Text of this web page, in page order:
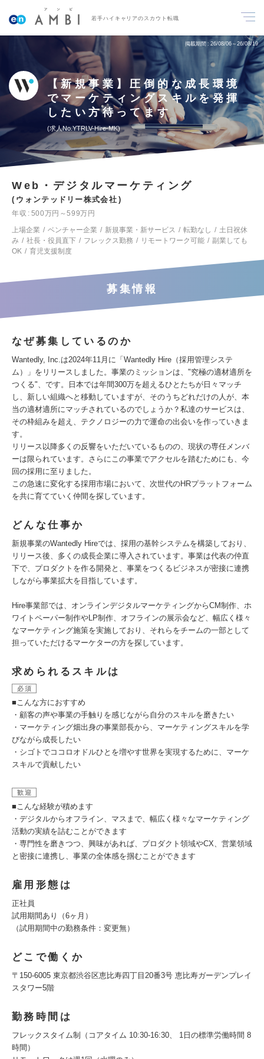
若手ハイキャリアのスカウト転職
掲載期間 26/08/06～26/08/19
【新規事業】圧倒的な成長環境
でマーケティングスキルを発揮
したい方待ってます
求人No.YTRLV-Hire-MK
Web・デジタルマーケティング
ウォンテッドリー株式会社
年収
500万円～599万円
上場企業
ベンチャー企業 新規事業・新サービス 転勤なし
土日祝休
み
社長・役員直下 フレックス勤務 リモートワーク可能
副業しても
OK
育児支援制度
募集情報
なぜ募集しているのか
Wantedly, Inc.は2024年11月に「Wantedly Hire（採用管理システ
ム）」をリリースしました。事業のミッションは、"究極の適材適所を
つくる"、です。日本では年間300万を超えるひとたちが日々マッチ
し、新しい組織へと移動していますが、そのうちどれだけの人が、本
当の適材適所にマッチされているのでしょうか？私達のサービスは、
その枠組みを超え、テクノロジーの力で運命の出会いを作っていきま
す。
リリース以降多くの反響をいただいているものの、現状の専任メンバ
ーは限られています。さらにこの事業でアクセルを踏むためにも、今
回の採用に至りました。
この急速に変化する採用市場において、次世代のHRプラットフォーム
を共に育てていく仲間を探しています。
どんな仕事か
新規事業のWantedly Hireでは、採用の基幹システムを構築しており、
リリース後、多くの成長企業に導入されています。事業は代表の仲直
下で、プロダクトを作る開発と、事業をつくるビジネスが密接に連携
しながら事業拡大を目指しています。
Hire事業部では、オンラインデジタルマーケティングからCM制作、ホ
ワイトペーパー制作やLP制作、オフラインの展示会など、幅広く様々
なマーケティング施策を実施しており、それらをチームの一部として
担っていただけるマーケターの方を探しています。
求められるスキルは
必須
■こんな方におすすめ
・顧客の声や事業の手触りを感じながら自分のスキルを磨きたい
・マーケティング畑出身の事業部長から、マーケティングスキルを学
びながら成長したい
・シゴトでココロオドルひとを増やす世界を実現するために、マーケ
スキルで貢献したい
歓迎
■こんな経験が積めます
・デジタルからオフライン、マスまで、幅広く様々なマーケティング
活動の実績を詰むことができます
・専門性を磨きつつ、興味があれば、プロダクト領域やCX、営業領域
と密接に連携し、事業の全体感を掴むことができます
雇用形態は
正社員
試用期間あり（6ヶ月）
（試用期間中の勤務条件：変更無）
どこで働くか
〒150-6005 東京都渋谷区恵比寿四丁目20番3号 恵比寿ガーデンプレイ
スタワー5階
勤務時間は
フレックスタイム制（コアタイム 10:30-16:30、 1日の標準労働時間 8
時間）